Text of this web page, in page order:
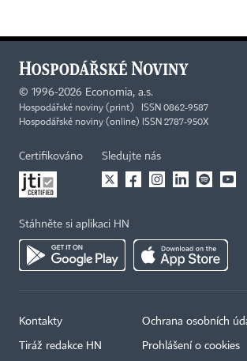
© 1996-2026 Economia, a.s.
Hospodářské noviny (print) ISSN 0862-9587
Hospodářské noviny (online) ISSN 2787-950X
Certifikováno Sledujte nás
Stáhněte si aplikaci HN
Kontakty
Tiráž redakce HN
Ochrana osobních
Prohlášení o cookies